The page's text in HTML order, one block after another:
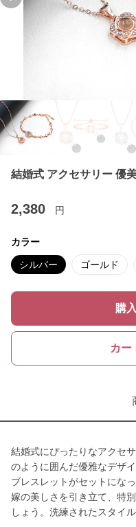
Previous slide
結婚式 アクセサリー 優
2,380 円
カラー
シルバー ゴールド
購
カー
結婚式にぴったりなアクセ
のように囲んだ優雅なデザ
ブレスレットがセットにな
嫁の美しさを引き立て、特
しょう。洗練されたスタイ